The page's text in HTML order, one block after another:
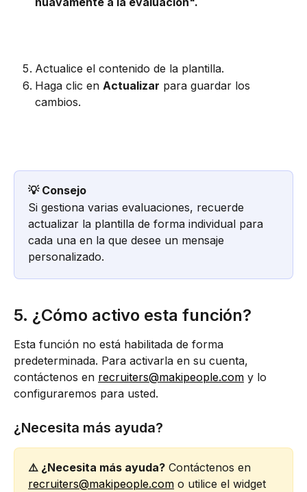
Actualice el contenido de la plantilla.
Haga clic en Actualizar para guardar los
cambios.
💡 Consejo
Si gestiona varias evaluaciones, recuerde
actualizar la plantilla de forma individual para
cada una en la que desee un mensaje
personalizado.
5. ¿Cómo activo esta función?
Esta función no está habilitada de forma
predeterminada. Para activarla en su cuenta,
contáctenos en recruiters@makipeople.com y lo
configuraremos para usted.
¿Necesita más ayuda?
⚠️ ¿Necesita más ayuda? Contáctenos en
recruiters@makipeople.com o utilice el widget